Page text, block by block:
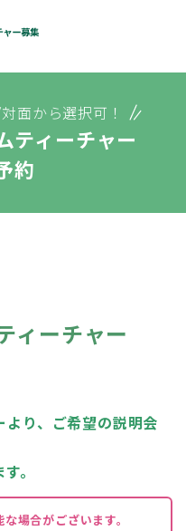
面から選択可！
ティーチャー
約
ィーチャー
り、ご希望の説明会
。
場合がございます。